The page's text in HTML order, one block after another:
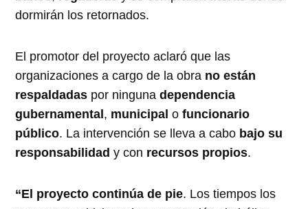
dormirán los retornados.
El promotor del proyecto aclaró que las
organizaciones a cargo de la obra no están
respaldadas por ningunadependencia
gubernamental, municipal ofuncionario
público. La intervención se lleva a cabo bajo su
responsabilidad y con recursos propios.
“El proyecto continúa de pie. Los tiempos los